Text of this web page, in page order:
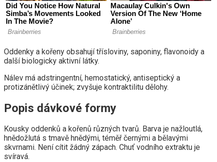
Oddenky a kořeny obsahují třísloviny, saponiny, flavonoidy a
další biologicky aktivní látky.
Nálev má adstringentní, hemostatický, antiseptický a
protizánětlivý účinek; zvyšuje kontraktilitu dělohy.
Popis dávkové formy
Kousky oddenků a kořenů různých tvarů. Barva je nažloutlá,
hnědožlutá s tmavě hnědými, téměř černými a bělavými
skvrnami. Není cítit žádný zápach. Chuť vodního extraktu je
svíravá.